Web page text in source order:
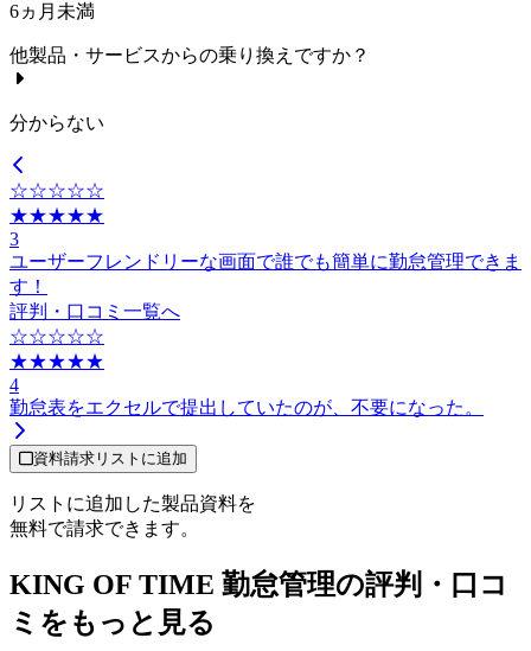
6ヵ月未満
他製品・サービスからの乗り換えですか？
分からない
☆☆☆☆☆
★★★★★
3
ユーザーフレンドリーな画面で誰でも簡単に勤怠管理できま
す！
評判・口コミ一覧へ
☆☆☆☆☆
★★★★★
4
勤怠表をエクセルで提出していたのが、不要になった。
資料請求リストに追加
リストに追加した製品資料を
無料で請求できます。
KING OF TIME 勤怠管理の評判・口コ
ミをもっと見る